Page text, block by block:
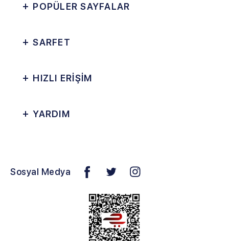
POPÜLER SAYFALAR
SARFET
HIZLI ERİŞİM
YARDIM
Sosyal Medya